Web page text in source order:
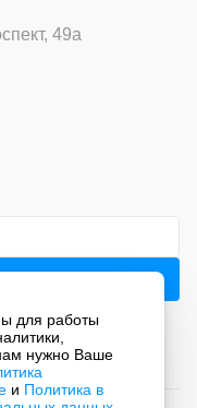
49а
с
для работы
нужно Ваше
и Политика в